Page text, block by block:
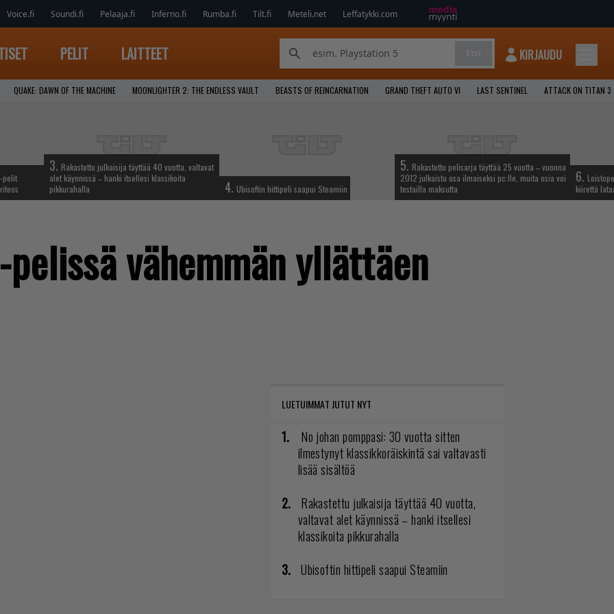
Voice.fi Soundi.fi Pelaaja.fi Inferno.fi Rumba.fi Tilt.fi Meteli.net Leffatykki.com
PELIT LAITTEET KIRJAUDU
QUAKE: DAWN OF THE MACHINE MOONLIGHTER 2: THE ENDLESS VAULT BEASTS OF REINCARNATION GRAND THEFT AUTO VI LAST SENTINEL ATTACK ON TITAN 3
pelit
3. Rakastettu julkaisija täyttää 40 vuotta, valtavat
alet käynnissä – hanki itsellesi klassikoita
pikkurahalla
4. Ubisoftin hittipeli saapui Steamiin
5. Rakastettu pelisarja täyttää 25 vuotta – vuonna
2012 julkaistu osa ilmaiseksi pc:lle, muita osia voi
testailla maksutta
6.
kiirettä
vähemmän yllättäen
LUETUIMMAT JUTUT NYT
No johan pomppasi: 30 vuotta sitten
ilmestynyt klassikkoräiskintä sai valtavasti
lisää sisältöä
Rakastettu julkaisija täyttää 40 vuotta,
valtavat alet käynnissä – hanki itsellesi
klassikoita pikkurahalla
Ubisoftin hittipeli saapui Steamiin